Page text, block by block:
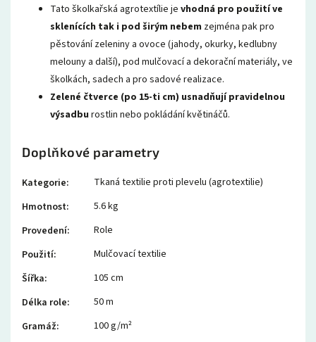
Tato školkařská agrotextílie je vhodná pro použití ve
sklenících tak i pod širým nebem zejména pak pro
pěstování zeleniny a ovoce (jahody, okurky, kedlubny
melouny a další), pod mulčovací a dekorační materiály, ve
školkách, sadech a pro sadové realizace.
Zelené čtverce (po 15-ti cm) usnadňují pravidelnou
výsadbu rostlin nebo pokládání květináčů.
Doplňkové parametry
Kategorie:
Tkaná textilie proti plevelu (agrotextilie)
Hmotnost:
5.6 kg
Provedení:
Role
Použití:
Mulčovací textilie
Šířka:
105 cm
Délka role:
50 m
Gramáž:
100 g/m²